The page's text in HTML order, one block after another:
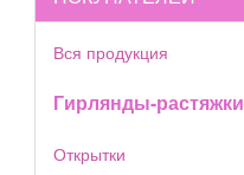
Вся продукция
Гирлянды-растяжки
Открытки